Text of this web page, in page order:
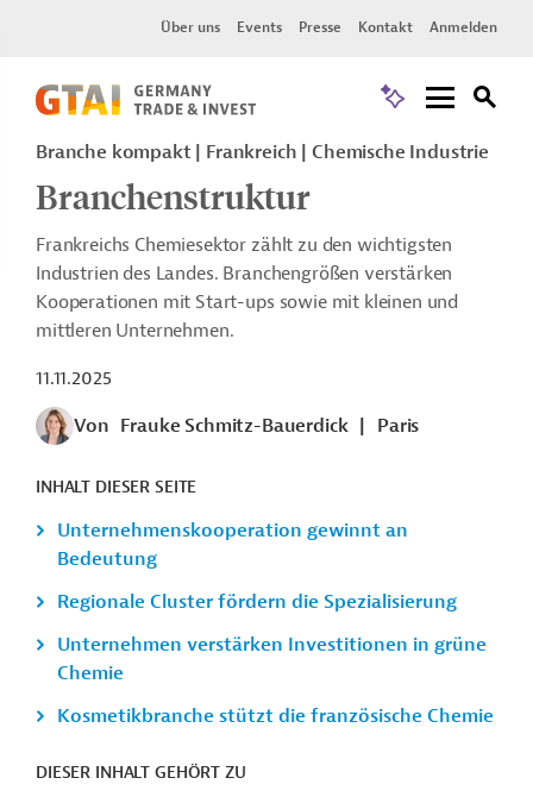
Über uns Events Presse Kontakt Anmelden
Branche kompakt | Frankreich | Chemische Industrie
Branchenstruktur
Frankreichs Chemiesektor zählt zu den wichtigsten
Industrien des Landes. Branchengrößen verstärken
Kooperationen mit Start-ups sowie mit kleinen und
mittleren Unternehmen.
11.11.2025
Von Frauke Schmitz-Bauerdick Paris
INHALT DIESER SEITE
Unternehmenskooperation gewinnt an
Bedeutung
Regionale Cluster fördern die Spezialisierung
Unternehmen verstärken Investitionen in grüne
Chemie
Kosmetikbranche stützt die französische Chemie
DIESER INHALT GEHÖRT ZU